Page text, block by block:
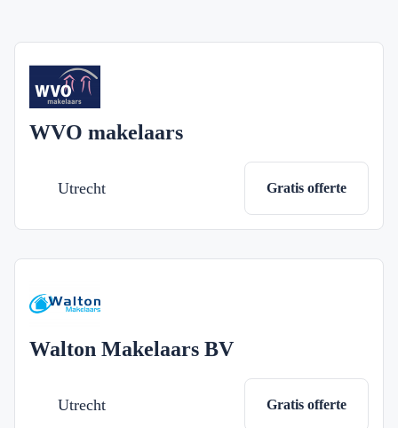
WVO makelaars
Utrecht Gratis offerte
Walton Makelaars BV
Utrecht Gratis offerte